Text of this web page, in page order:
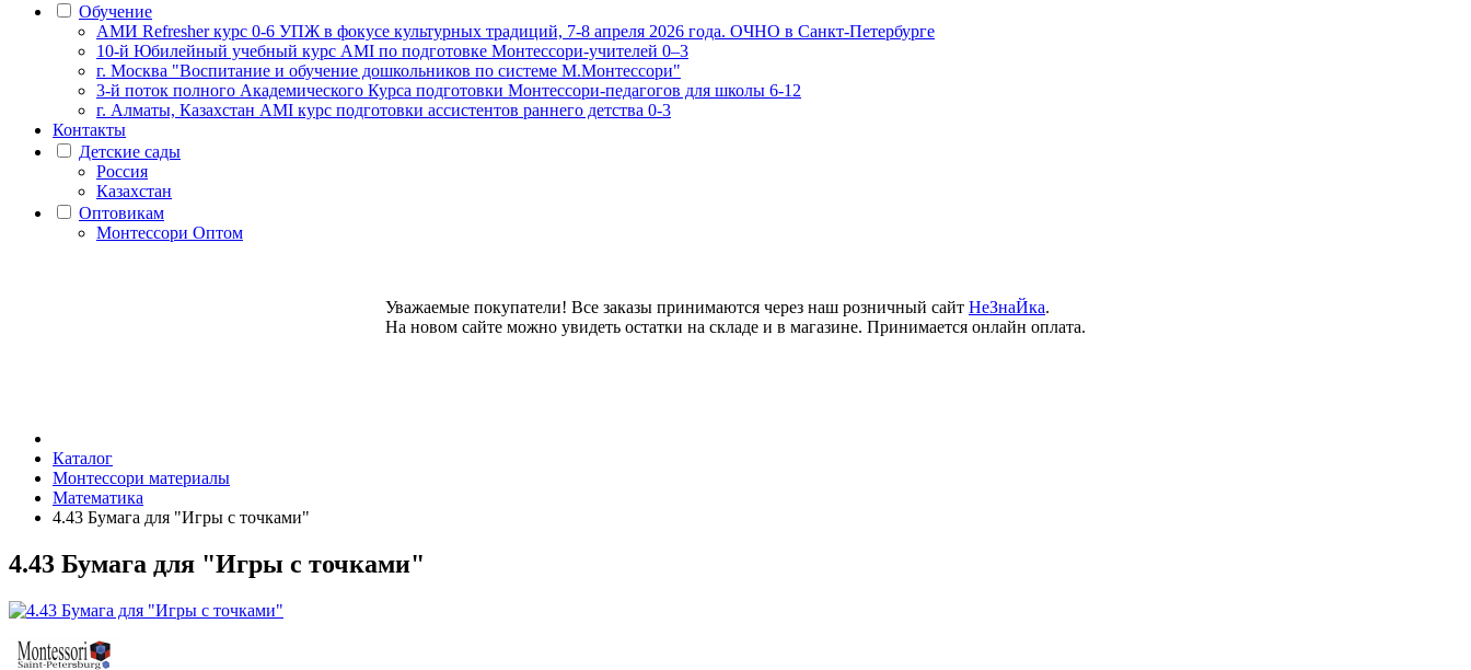
Обучение
АМИ Refresher курс 0-6 УПЖ в фокусе культурных традиций, 7-8 апреля 2026 года. ОЧНО в Санкт-Петербурге
10-й Юбилейный учебный курс AMI по подготовке Монтессори-учителей 0–3
г. Москва "Воспитание и обучение дошкольников по системе М.Монтессори"
3-й поток полного Академического Курса подготовки Монтессори-педагогов для школы 6-12
г. Алматы, Казахстан AMI курс подготовки ассистентов раннего детства 0-3
Контакты
Детские сады
Россия
Казахстан
Оптовикам
Монтессори Оптом
Уважаемые покупатели! Все заказы принимаются через наш розничный сайт НеЗнаЙка.
На новом сайте можно увидеть остатки на складе и в магазине. Принимается онлайн оплата.
Каталог
Монтессори материалы
Математика
4.43 Бумага для "Игры с точками"
4.43 Бумага для "Игры с точками"